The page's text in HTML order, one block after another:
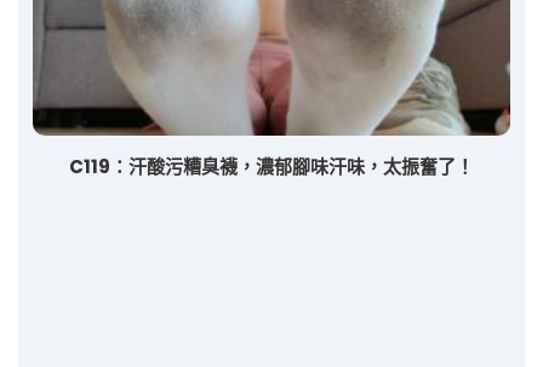
C119：汗酸污糟臭襪，濃郁腳味汗味，太振奮了！